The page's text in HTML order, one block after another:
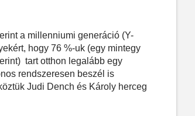
a millenniumi generáció (Y-
hogy 76 %-uk (egy mintegy
tart otthon legalább egy
rendszeresen beszél is
Judi Dench és Károly herceg